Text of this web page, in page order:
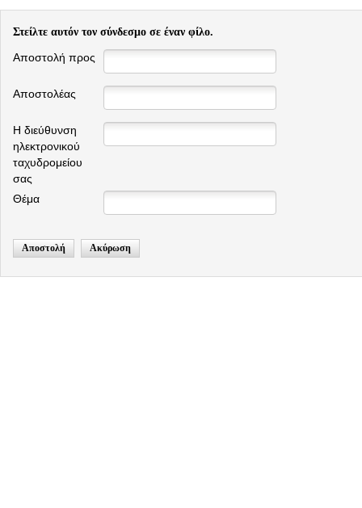
Στείλτε αυτόν τον σύνδεσμο σε έναν φίλο.
Αποστολή προς
Αποστολέας
Η διεύθυνση
ηλεκτρονικού
ταχυδρομείου
σας
Θέμα
Αποστολή Ακύρωση